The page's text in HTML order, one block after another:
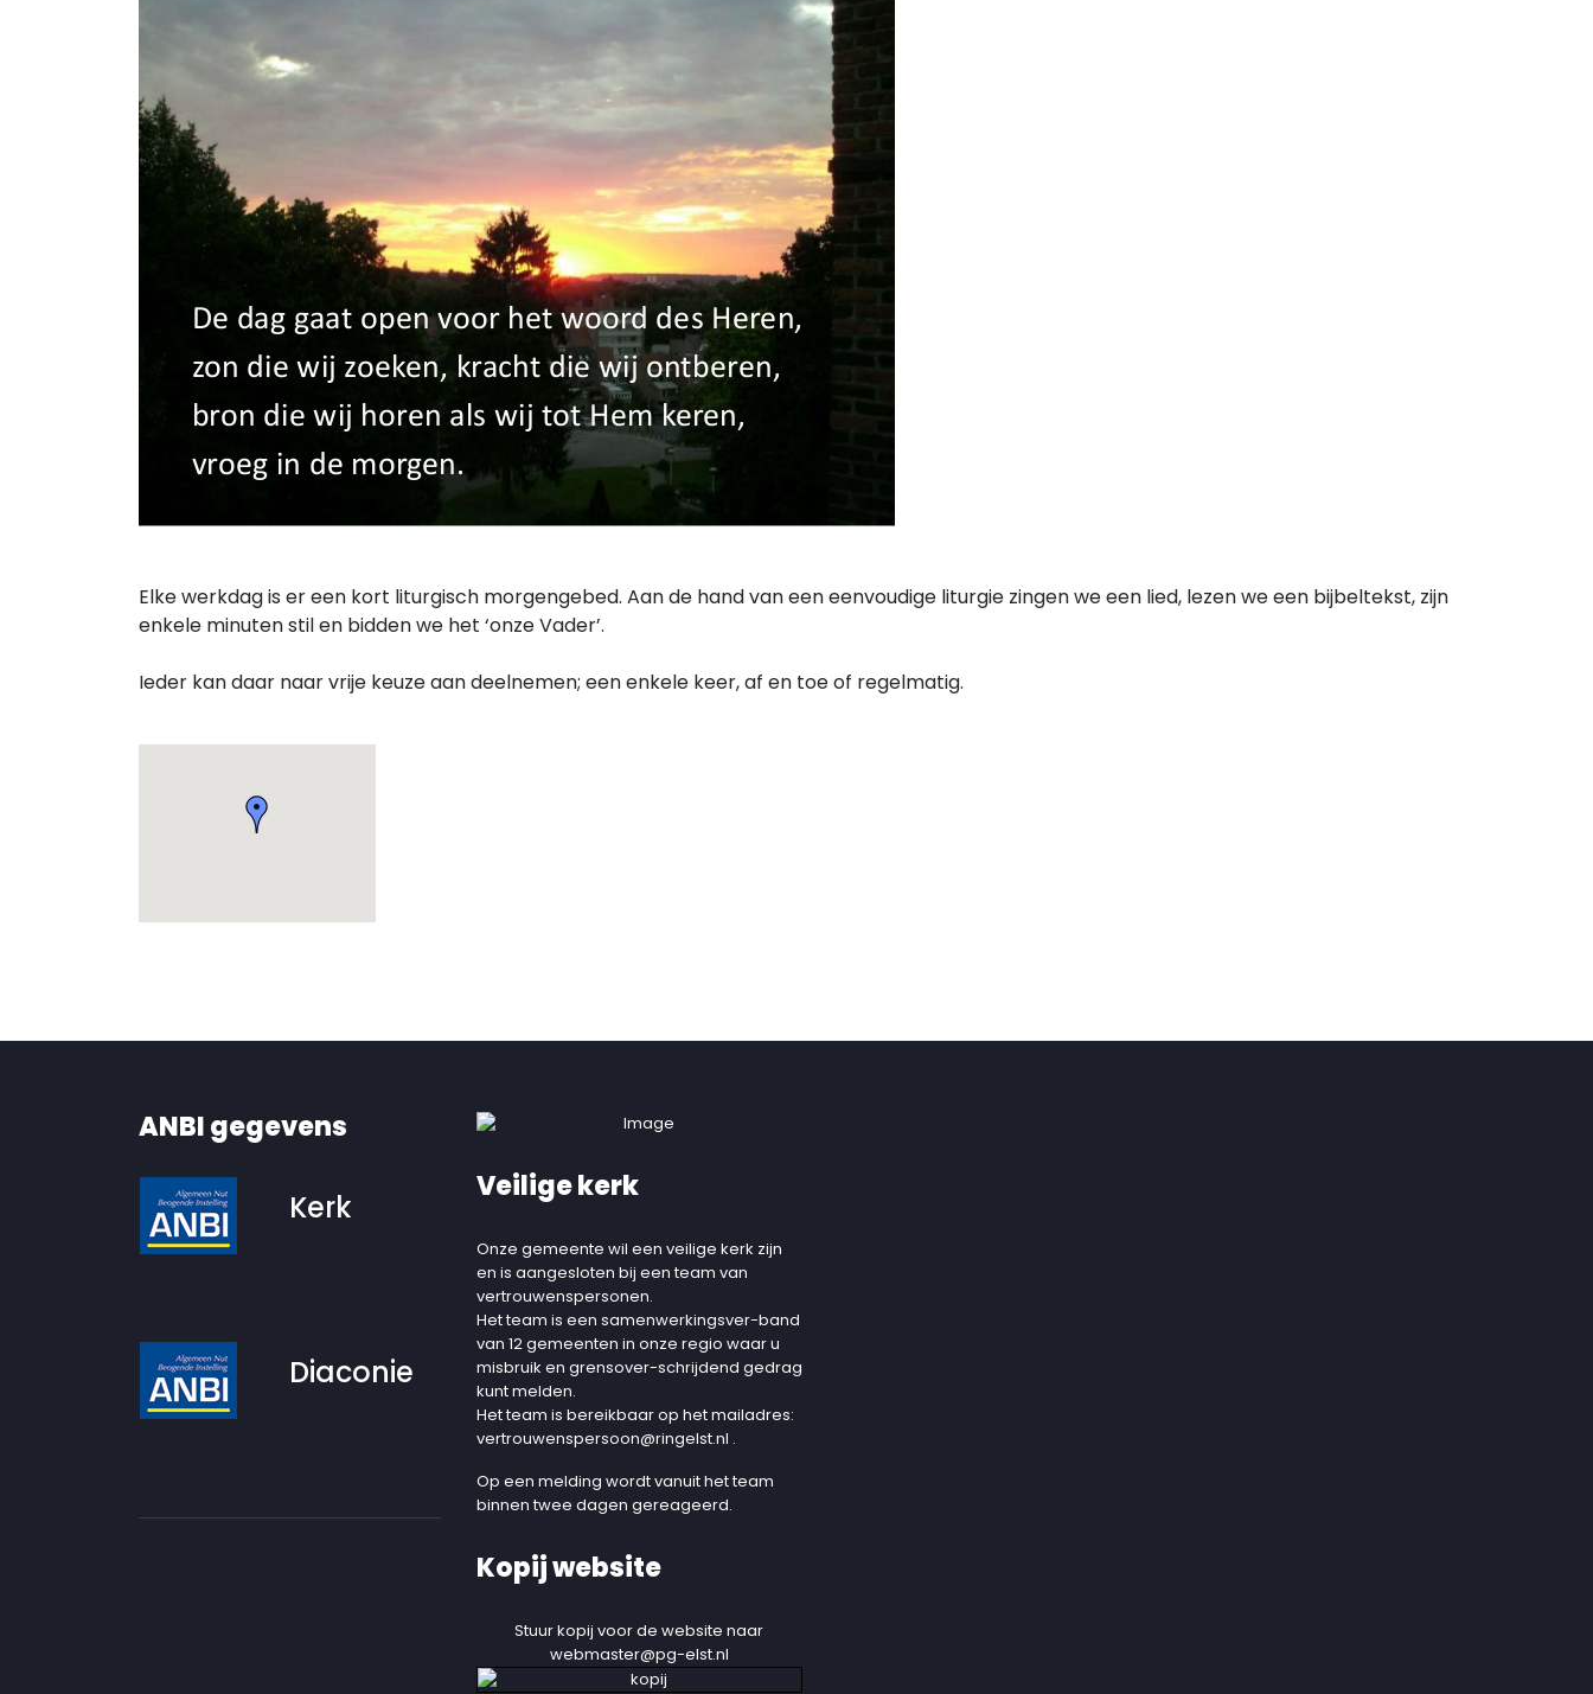
Elke werkdag is er een kort liturgisch morgengebed. Aan de hand van een eenvoudige liturgie zingen we een lied, lezen we een bijbeltekst, zijn
enkele minuten stil en bidden we het ‘onze Vader’.
Ieder kan daar naar vrije keuze aan deelnemen; een enkele keer, af en toe of regelmatig.
ANBI gegevens
Kerk
Diaconie
Veilige kerk
Onze gemeente wil een veilige kerk zijn
en is aangesloten bij een team van
vertrouwenspersonen.
Het team is een samenwerkingsver-band
van 12 gemeenten in onze regio waar u
misbruik en grensover-schrijdend gedrag
kunt melden.
Het team is bereikbaar op het mailadres:
vertrouwenspersoon@ringelst.nl .
Op een melding wordt vanuit het team
binnen twee dagen gereageerd.
Kopij website
Stuur kopij voor de website naar
webmaster@pg-elst.nl